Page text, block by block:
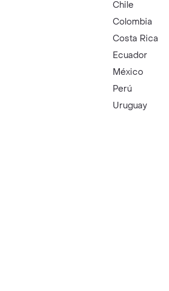
Chile
Colombia
Costa Rica
Ecuador
México
Perú
Uruguay